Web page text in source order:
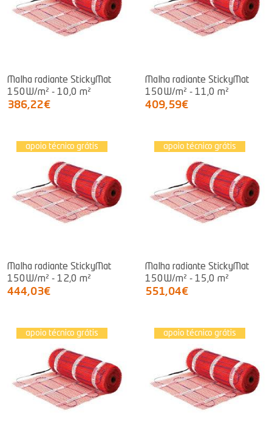
Malha radiante StickyMat
150W/m² - 10,0 m²
386,22€
Malha radiante StickyMat
150W/m² - 11,0 m²
409,59€
apoio técnico grátis
Malha radiante StickyMat
150W/m² - 12,0 m²
444,03€
apoio técnico grátis
Malha radiante StickyMat
150W/m² - 15,0 m²
551,04€
apoio técnico grátis apoio técnico grátis